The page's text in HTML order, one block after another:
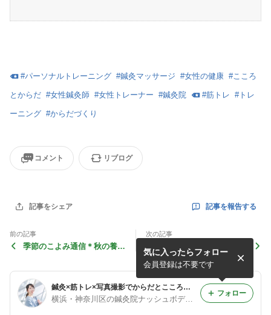
#パーソナルトレーニング #鍼灸マッサージ #女性の健康 #こころ
とからだ #女性鍼灸師 #女性トレーナー #鍼灸院 #筋トレ #トレ
ーニング #からだづくり
コメント リブログ
記事をシェア 記事を報告する
前の記事
季節のこよみ通信＊秋の養生
次の記事
パーソナルトレーニング＜体
験コース＞のご案内
鍼灸×筋トレ×写真撮影でからだとこころを整える＊ナッシュボディ鍼灸マッサージ院＜横浜・東横線＞
横浜・神奈川区の鍼灸院ナッシュボディ白楽【鍼灸×パーソナルトレーニング】
気に入ったらフォロー
会員登録は不要です
フォロー